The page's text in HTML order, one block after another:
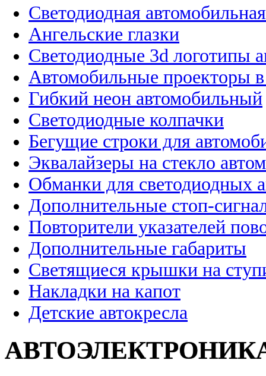
Светодиодная
Ангельские глазки
Светодиодные 3d логотипы
Автомобильные проекторы
Гибкий неон автомобильный
Светодиодные колпачки
Бегущие строки для
Эквалайзеры на стекло
Обманки для светодиодных
Дополнительные стоп-
Повторители указателей
Дополнительные габариты
Светящиеся крышки на
Накладки на капот
Детские автокресла